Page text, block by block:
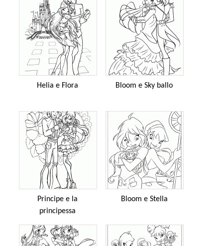
Helia e Flora Bloom e Sky ballo
Principe e la
principessa
Bloom e Stella